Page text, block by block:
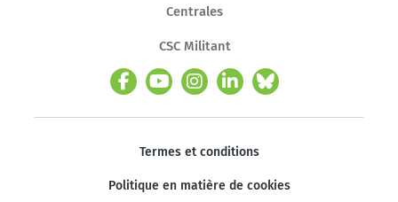
Centrales
CSC Militant
Termes et conditions
Politique en matière de cookies